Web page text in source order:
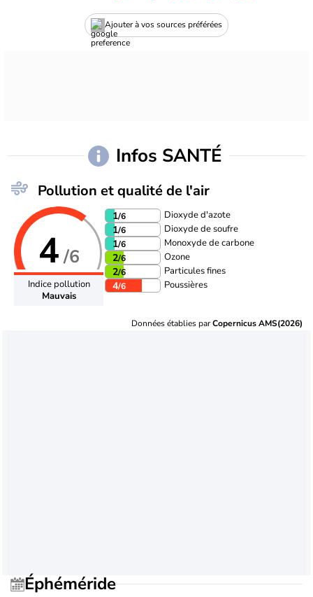
Ajouter à vos sources préférées
Infos SANTÉ
Pollution et qualité de l'air
4/6
Indice pollution
Mauvais
1/6 Dioxyde d'azote
1/6 Dioxyde de soufre
1/6 Monoxyde de carbone
2/6 Ozone
2/6 Particules fines
4/6 Poussières
Données établies parCopernicus AMS(2026)
Éphéméride